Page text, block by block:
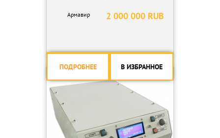
2 000 000 RUB
Армавир
ПОДРОБНЕЕ В ИЗБРАННОЕ